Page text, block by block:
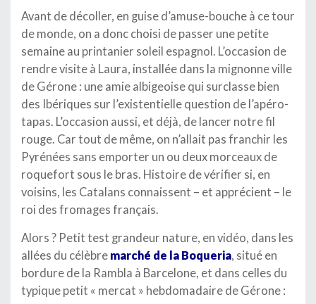
Avant de décoller, en guise d’amuse-bouche à ce tour
de monde, on a donc choisi de passer une petite
semaine au printanier soleil espagnol. L’occasion de
rendre visite à Laura, installée dans la mignonne ville
de Gérone : une amie albigeoise qui surclasse bien
des Ibériques sur l’existentielle question de l’apéro-
tapas. L’occasion aussi, et déjà, de lancer notre fil
rouge. Car tout de même, on n’allait pas franchir les
Pyrénées sans emporter un ou deux morceaux de
roquefort sous le bras. Histoire de vérifier si, en
voisins, les Catalans connaissent – et apprécient – le
roi des fromages français.
Alors ? Petit test grandeur nature, en vidéo, dans les
allées du célèbre marché de la Boqueria, situé en
bordure de la Rambla à Barcelone, et dans celles du
typique petit « mercat » hebdomadaire de Gérone :